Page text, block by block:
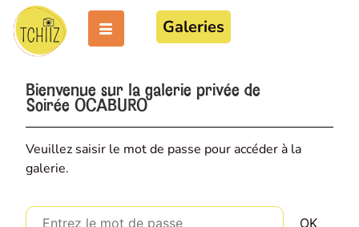
Galeries
Bienvenue sur la galerie privée de
Soirée OCABURO
Veuillez saisir le mot de passe pour accéder à la
galerie.